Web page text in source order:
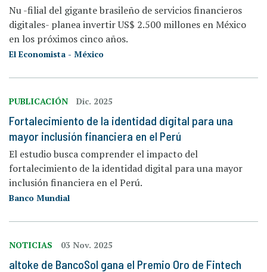
Nu -filial del gigante brasileño de servicios financieros
digitales- planea invertir US$ 2.500 millones en México
en los próximos cinco años.
El Economista - México
PUBLICACIÓN Dic. 2025
Fortalecimiento de la identidad digital para una
mayor inclusión financiera en el Perú
El estudio busca comprender el impacto del
fortalecimiento de la identidad digital para una mayor
inclusión financiera en el Perú.
Banco Mundial
NOTICIAS 03 Nov. 2025
altoke de BancoSol gana el Premio Oro de Fintech